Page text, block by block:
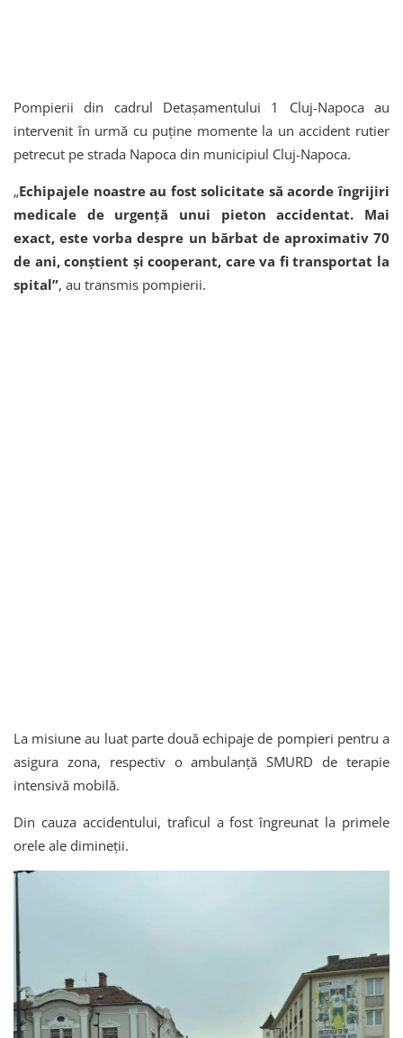
Pompierii din cadrul Detașamentului 1 Cluj-Napoca au
intervenit în urmă cu puține momente la un accident rutier
petrecut pe strada Napoca din municipiul Cluj-Napoca.
„Echipajele noastre au fost solicitate să acorde îngrijiri
medicale de urgență unui pieton accidentat. Mai
exact, este vorba despre un bărbat de aproximativ 70
de ani, conștient și cooperant, care va fi transportat la
spital”, au transmis pompierii.
La misiune au luat parte două echipaje de pompieri pentru a
asigura zona, respectiv o ambulanță SMURD de terapie
intensivă mobilă.
Din cauza accidentului, traficul a fost îngreunat la primele
orele ale dimineții.